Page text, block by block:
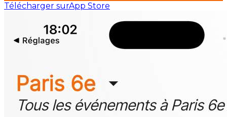
Télécharger surApp Store